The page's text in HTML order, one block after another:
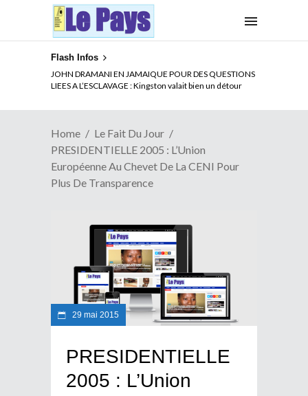
Flash Infos
JOHN DRAMANI EN JAMAIQUE POUR DES QUESTIONS
LIEES A L’ESCLAVAGE : Kingston valait bien un détour
ELECTION DE TALON A LA TETE DU SENAT BENINOIS :
Quand Patrice quitte le pouvoir sans partir !
Home
Le Fait Du Jour
PRESIDENTIELLE 2005 : L’Union
Européenne Au Chevet De La CENI Pour
Plus De Transparence
29 mai 2015
PRESIDENTIELLE
2005 : L’Union